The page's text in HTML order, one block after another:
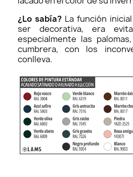
¿Lo sabía?La función
ser decorativa, era
especialmente las
cumbrera, con los
conlleva.